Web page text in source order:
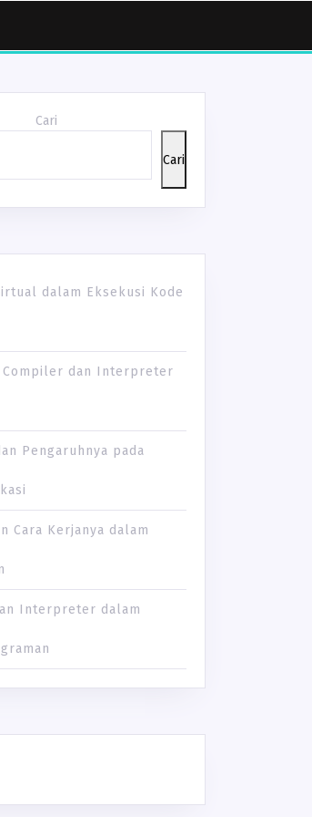
Cari
Cari
dalam Eksekusi Kode
Compiler dan Interpreter
Pengaruhnya pada
Cara Kerjanya dalam
Interpreter dalam